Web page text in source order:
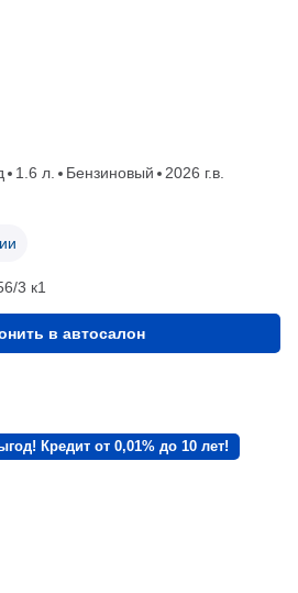
1.6 л. Бензиновый
2026 г.в.
3 к1
в автосалон
Кредит от 0,01% до 10 лет!